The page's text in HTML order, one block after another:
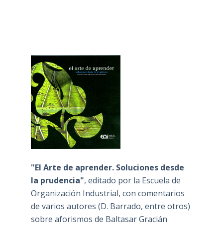
"El Arte de aprender. Soluciones desde
la prudencia", editado por la Escuela de
Organización Industrial, con comentarios
de varios autores (D. Barrado, entre otros)
sobre aforismos de Baltasar Gracián